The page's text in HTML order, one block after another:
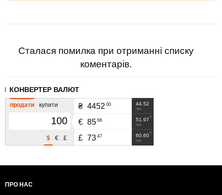
Сталася помилка при отриманні списку
коментарів.
КОНВЕРТЕР ВАЛЮТ
продати купити
£
€
$
44.52
грн
₴ 4452 00
51.97
грн
€ 85 66
60.60
грн
£ 73 47
ПРО НАС